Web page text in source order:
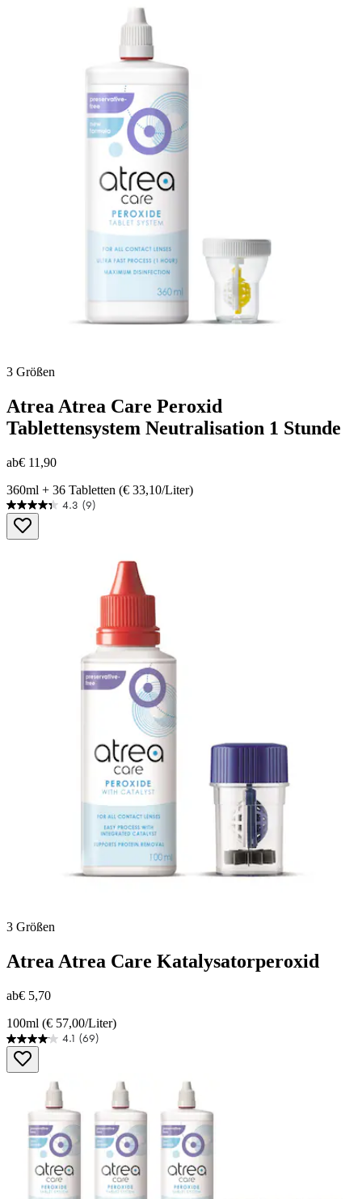
3 Größen
Atrea Atrea Care Peroxid
Tablettensystem Neutralisation 1 Stunde
ab€ 11,90
360ml + 36 Tabletten (€ 33,10/Liter)
4.3 (9)
4.3
von
5
3 Größen
AtreaAtrea Care Katalysatorperoxid
ab€ 5,70
100ml (€ 57,00/Liter)
4.1 (69)
4.1
von
5
Sternen.
Bewertungen